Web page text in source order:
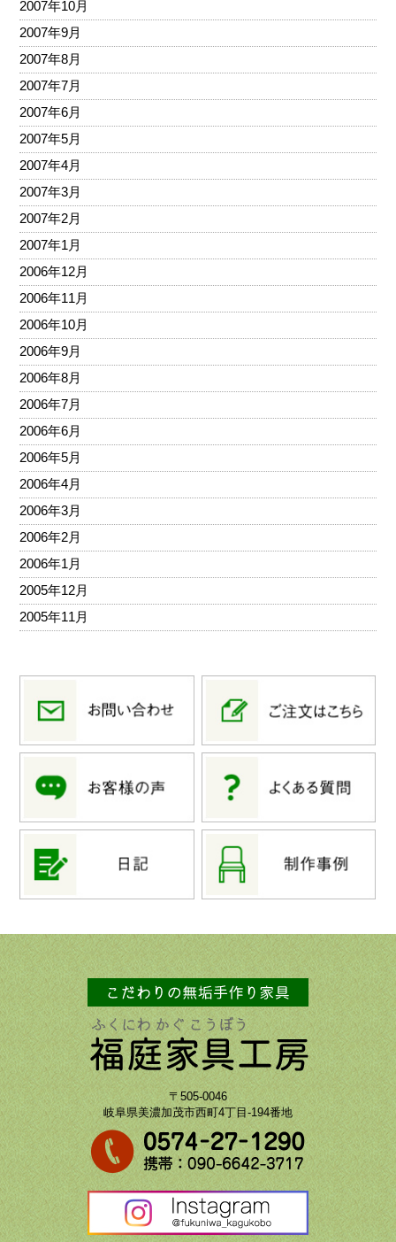
2007年10月
2007年9月
2007年8月
2007年7月
2007年6月
2007年5月
2007年4月
2007年3月
2007年2月
2007年1月
2006年12月
2006年11月
2006年10月
2006年9月
2006年8月
2006年7月
2006年6月
2006年5月
2006年4月
2006年3月
2006年2月
2006年1月
2005年12月
2005年11月
〒505-0046
岐阜県美濃加茂市西町4丁目-194番地